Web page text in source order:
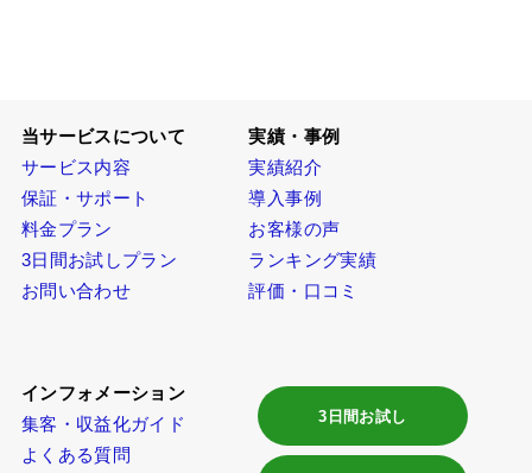
当サービスについて
サービス内容
保証・サポート
料金プラン
3日間お試しプラン
お問い合わせ
実績・事例
実績紹介
導入事例
お客様の声
ランキング実績
評価・口コミ
インフォメーション
集客・収益化ガイド
よくある質問
3日間お試し